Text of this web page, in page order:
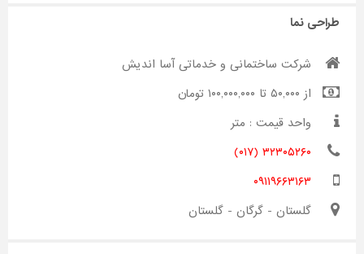
طراحی نما
شرکت ساختمانی و خدماتی آسا اندیش
از ۵۰,۰۰۰ تا ۱۰۰,۰۰۰,۰۰۰ تومان
واحد قیمت : متر
۳۲۳۰۵۲۶۰ (۰۱۷)
۰۹۱۱۹۶۶۳۱۶۳
گلستان - گرگان - گلستان